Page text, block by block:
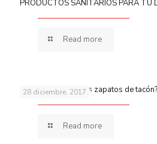
PRODUCTOS SANITARIOS PARA TU
Read more
28 diciembre, 2017
¿Quieres aparcar los zapatos de tacón?
Read more